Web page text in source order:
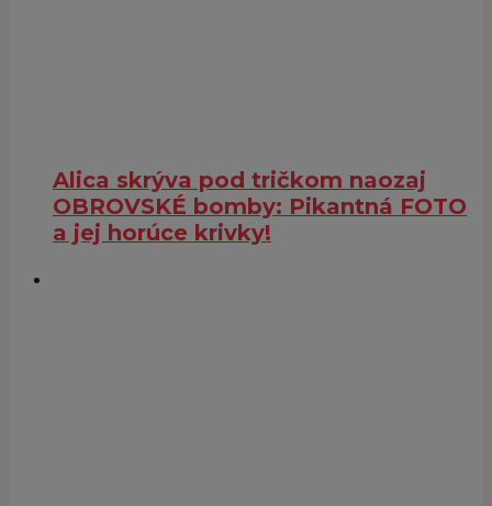
Alica skrýva pod tričkom naozaj
OBROVSKÉ bomby: Pikantná FOTO
a jej horúce krivky!